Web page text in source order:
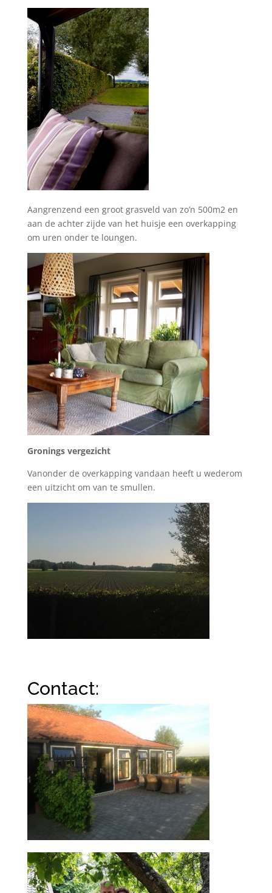
Aangrenzend een groot grasveld van zo’n 500m2 en
aan de achter zijde van het huisje een overkapping
om uren onder te loungen.
Gronings vergezicht
Vanonder de overkapping vandaan heeft u wederom
een uitzicht om van te smullen.
Contact: